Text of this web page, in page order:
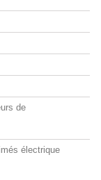
de
électrique